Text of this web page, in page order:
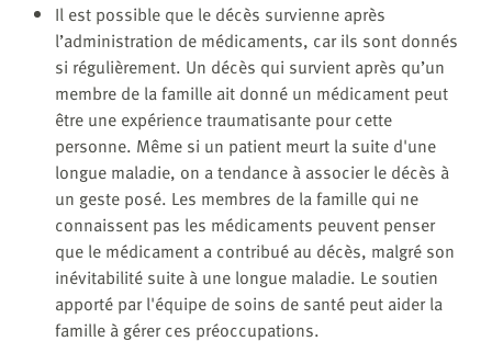
Il est possible que le décès survienne après
l’administration de médicaments, car ils sont donnés
si régulièrement. Un décès qui survient après qu’un
membre de la famille ait donné un médicament peut
être une expérience traumatisante pour cette
personne. Même si un patient meurt la suite d'une
longue maladie, on a tendance à associer le décès à
un geste posé. Les membres de la famille qui ne
connaissent pas les médicaments peuvent penser
que le médicament a contribué au décès, malgré son
inévitabilité suite à une longue maladie. Le soutien
apporté par l'équipe de soins de santé peut aider la
famille à gérer ces préoccupations.